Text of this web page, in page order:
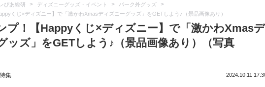
ぴあ総研 > ディズニーグッズ・イベント > パーク外グッズ >
くじ×ディズニー】で「激かわXmasディズニーグッズ」をGETしよう♪（景品画像あり）
プ！【Happyくじ×ディズニー】で「激かわXmasデ
ッズ」をGETしよう♪（景品画像あり）（写真
集 2024.10.11